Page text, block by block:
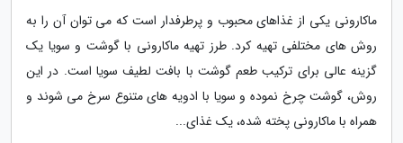
ماکارونی یکی از غذاهای محبوب و پرطرفدار است که می توان آن را به
روش های مختلفی تهیه کرد. طرز تهیه ماکارونی با گوشت و سویا یک
گزینه عالی برای ترکیب طعم گوشت با بافت لطیف سویا است. در این
روش، گوشت چرخ نموده و سویا با ادویه های متنوع سرخ می شوند و
همراه با ماکارونی پخته شده، یک غذای...